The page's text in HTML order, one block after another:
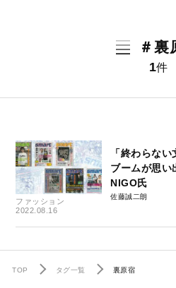
＃裏
1件
ファッション
2022.08.16
「終わらな
ブームが思い
NIGO氏
佐藤誠二朗
TOP タグ一覧 裏原宿